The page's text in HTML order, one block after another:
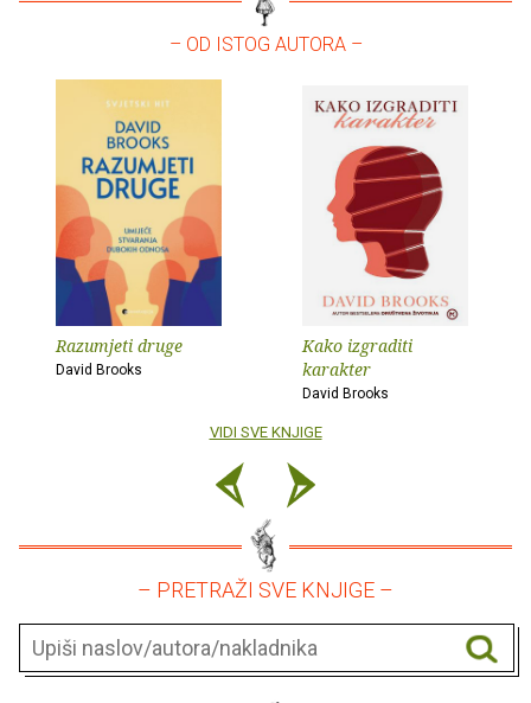
– OD ISTOG AUTORA –
Razumjeti druge
David Brooks
Kako izgraditi
karakter
David Brooks
VIDI SVE KNJIGE
– PRETRAŽI SVE KNJIGE –